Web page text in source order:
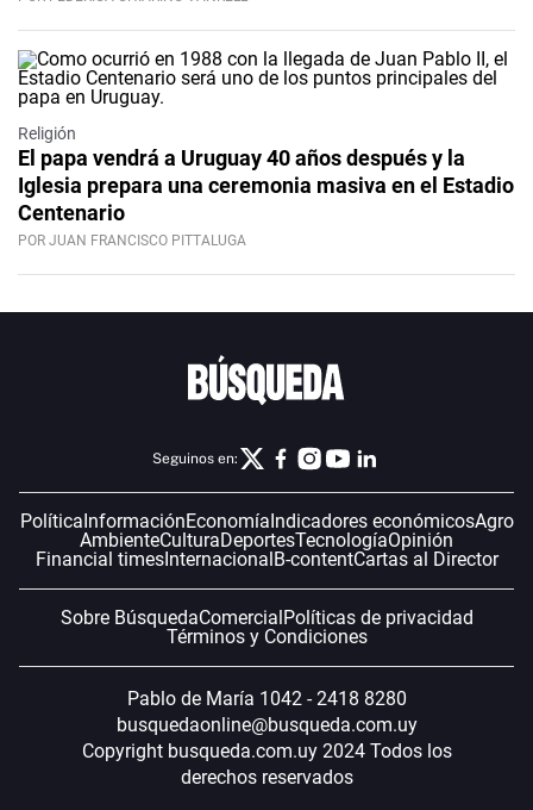
Religión
El papa vendrá a Uruguay 40 años después y la
Iglesia prepara una ceremonia masiva en el Estadio
Centenario
POR JUAN FRANCISCO PITTALUGA
Seguinos en:
PolíticaInformaciónEconomíaIndicadores económicosAgro
AmbienteCulturaDeportesTecnologíaOpinión
Financial timesInternacionalB-contentCartas al Director
Sobre BúsquedaComercialPolíticas de privacidad
Términos y Condiciones
Pablo de María 1042 - 2418 8280
busquedaonline@busqueda.com.uy
Copyright busqueda.com.uy 2024 Todos los
derechos reservados